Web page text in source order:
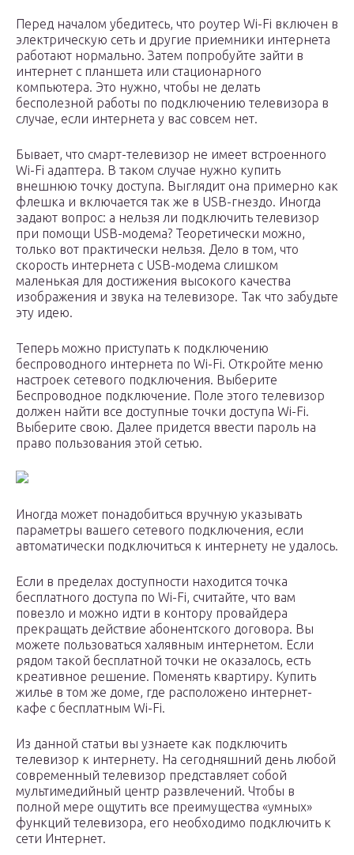
Перед началом убедитесь, что роутер Wi-Fi включен в
электрическую сеть и другие приемники интернета
работают нормально. Затем попробуйте зайти в
интернет с планшета или стационарного
компьютера. Это нужно, чтобы не делать
бесполезной работы по подключению телевизора в
случае, если интернета у вас совсем нет.
Бывает, что смарт-телевизор не имеет встроенного
Wi-Fi адаптера. В таком случае нужно купить
внешнюю точку доступа. Выглядит она примерно как
флешка и включается так же в USB-гнездо. Иногда
задают вопрос: а нельзя ли подключить телевизор
при помощи USB-модема? Теоретически можно,
только вот практически нельзя. Дело в том, что
скорость интернета с USB-модема слишком
маленькая для достижения высокого качества
изображения и звука на телевизоре. Так что забудьте
эту идею.
Теперь можно приступать к подключению
беспроводного интернета по Wi-Fi. Откройте меню
настроек сетевого подключения. Выберите
Беспроводное подключение. Поле этого телевизор
должен найти все доступные точки доступа Wi-Fi.
Выберите свою. Далее придется ввести пароль на
право пользования этой сетью.
Иногда может понадобиться вручную указывать
параметры вашего сетевого подключения, если
автоматически подключиться к интернету не удалось.
Если в пределах доступности находится точка
бесплатного доступа по Wi-Fi, считайте, что вам
повезло и можно идти в контору провайдера
прекращать действие абонентского договора. Вы
можете пользоваться халявным интернетом. Если
рядом такой бесплатной точки не оказалось, есть
креативное решение. Поменять квартиру. Купить
жилье в том же доме, где расположено интернет-
кафе с бесплатным Wi-Fi.
Из данной статьи вы узнаете как подключить
телевизор к интернету. На сегодняшний день любой
современный телевизор представляет собой
мультимедийный центр развлечений. Чтобы в
полной мере ощутить все преимущества «умных»
функций телевизора, его необходимо подключить к
сети Интернет.